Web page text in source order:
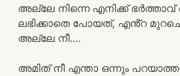
അല്ലേ നിന്നെ എനിക്ക്
ലഭിക്കാതെ പോയത്, എൻ്റ
അല്ലേ നീ….
അമിത് നീ എന്താ ഒന്നും